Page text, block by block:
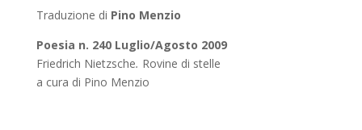
Traduzione di Pino Menzio
Poesia n. 240 Luglio/Agosto 2009
Friedrich Nietzsche. Rovine di stelle
a cura di Pino Menzio